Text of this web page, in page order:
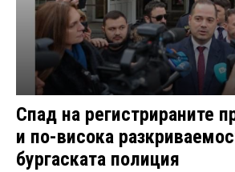
Спад на регистрираните
и по-висока
бургаската полиция